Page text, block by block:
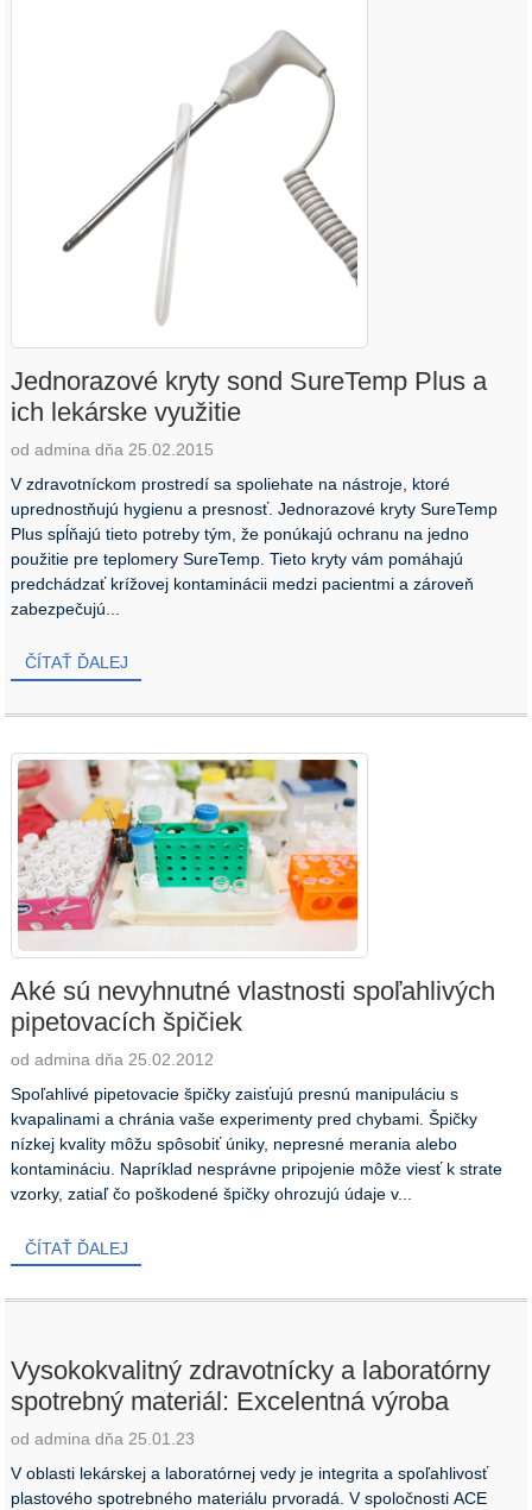
Jednorazové kryty sond SureTemp Plus a
ich lekárske využitie
od admina dňa 25.02.2015
V zdravotníckom prostredí sa spoliehate na nástroje, ktoré
uprednostňujú hygienu a presnosť. Jednorazové kryty SureTemp
Plus spĺňajú tieto potreby tým, že ponúkajú ochranu na jedno
použitie pre teplomery SureTemp. Tieto kryty vám pomáhajú
predchádzať krížovej kontaminácii medzi pacientmi a zároveň
zabezpečujú...
ČÍTAŤ ĎALEJ
Aké sú nevyhnutné vlastnosti spoľahlivých
pipetovacích špičiek
od admina dňa 25.02.2012
Spoľahlivé pipetovacie špičky zaisťujú presnú manipuláciu s
kvapalinami a chránia vaše experimenty pred chybami. Špičky
nízkej kvality môžu spôsobiť úniky, nepresné merania alebo
kontamináciu. Napríklad nesprávne pripojenie môže viesť k strate
vzorky, zatiaľ čo poškodené špičky ohrozujú údaje v...
ČÍTAŤ ĎALEJ
Vysokokvalitný zdravotnícky a laboratórny
spotrebný materiál: Excelentná výroba
od admina dňa 25.01.23
V oblasti lekárskej a laboratórnej vedy je integrita a spoľahlivosť
plastového spotrebného materiálu prvoradá. V spoločnosti ACE